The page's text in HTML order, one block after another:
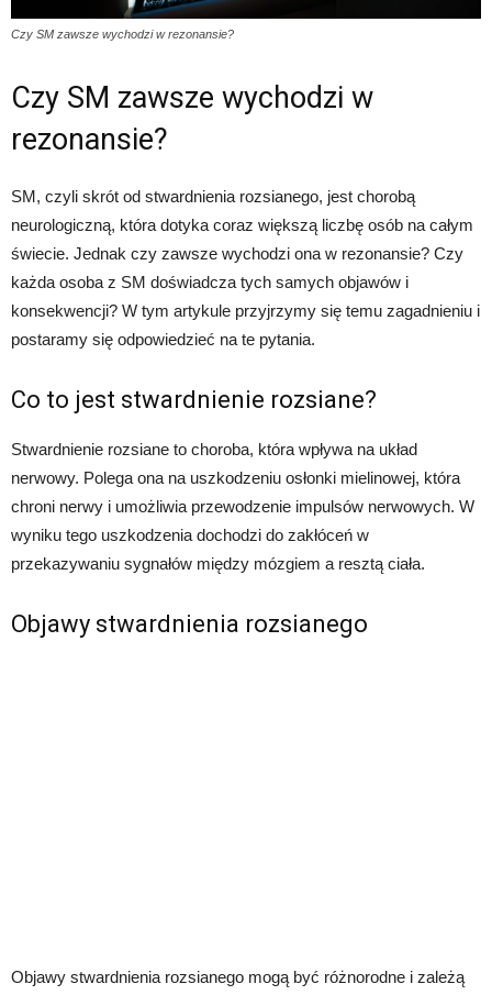
Czy SM zawsze wychodzi w rezonansie?
Czy SM zawsze wychodzi w
rezonansie?
SM, czyli skrót od stwardnienia rozsianego, jest chorobą
neurologiczną, która dotyka coraz większą liczbę osób na całym
świecie. Jednak czy zawsze wychodzi ona w rezonansie? Czy
każda osoba z SM doświadcza tych samych objawów i
konsekwencji? W tym artykule przyjrzymy się temu zagadnieniu i
postaramy się odpowiedzieć na te pytania.
Co to jest stwardnienie rozsiane?
Stwardnienie rozsiane to choroba, która wpływa na układ
nerwowy. Polega ona na uszkodzeniu osłonki mielinowej, która
chroni nerwy i umożliwia przewodzenie impulsów nerwowych. W
wyniku tego uszkodzenia dochodzi do zakłóceń w
przekazywaniu sygnałów między mózgiem a resztą ciała.
Objawy stwardnienia rozsianego
Objawy stwardnienia rozsianego mogą być różnorodne i zależą